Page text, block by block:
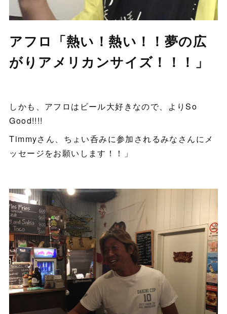
アフロ「熱い！熱い！！夢の広
がりアメリカンサイズ！！！」
しかも、アフロはビール大好きなので、よりSo
Good!!!!
Timmyさん、ちょい呑みに参加されるみなさんにメ
ッセージをお願いします！！」